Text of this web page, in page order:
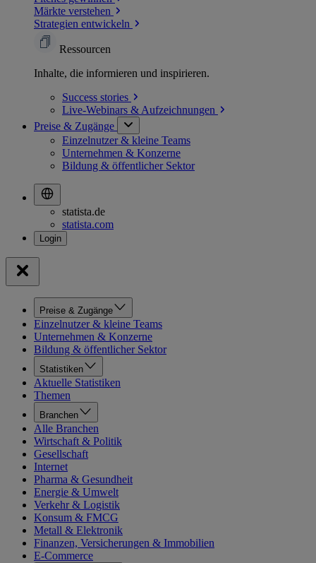
Märkte verstehen
Strategien entwickeln
Ressourcen
Inhalte, die informieren und inspirieren.
Success stories
Live-Webinars & Aufzeichnungen
Preise & Zugänge
Einzelnutzer & kleine Teams
Unternehmen & Konzerne
Bildung & öffentlicher Sektor
statista.de
statista.com
Preise & Zugänge
Einzelnutzer & kleine Teams
Unternehmen & Konzerne
Bildung & öffentlicher Sektor
Statistiken
Aktuelle Statistiken
Themen
Branchen
Alle Branchen
Wirtschaft & Politik
Gesellschaft
Internet
Pharma & Gesundheit
Energie & Umwelt
Verkehr & Logistik
Konsum & FMCG
Metall & Elektronik
Finanzen, Versicherungen & Immobilien
E-Commerce